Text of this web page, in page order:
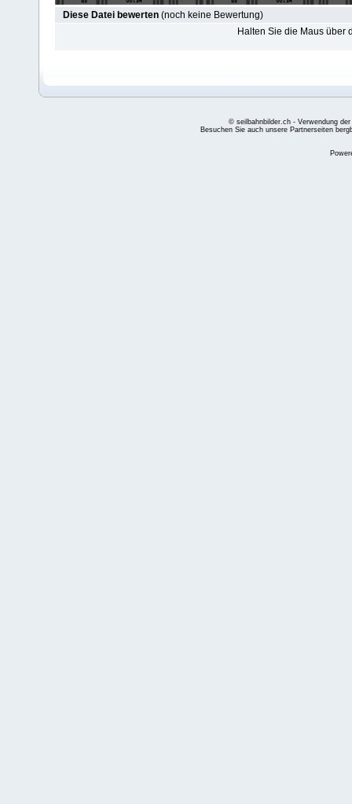
Diese Datei bewerten (noch keine Bewertung)
Halten Sie die Maus über
© seilbahnbilder.ch - Verwendung
Besuchen Sie auch unsere Partnerseiten